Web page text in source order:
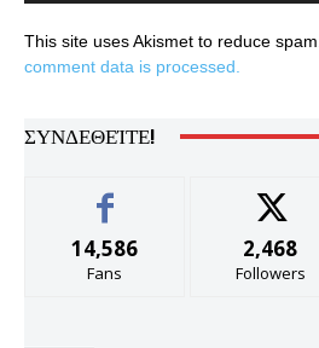
This site uses Akismet to reduce spam.
comment data is processed.
ΣΥΝΔΕΘΕΊΤΕ!
14,586
Fans
2,468
Followers